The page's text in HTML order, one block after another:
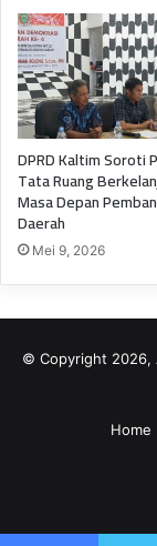
DPRD Kaltim Soroti
Tata Ruang
Masa Depan
Daerah
Mei 9, 2026
© Copyright 2026,
Home